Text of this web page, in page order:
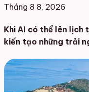
Tháng 8 8, 2026
Khi AI có thể lên lịch
kiến tạo những trải